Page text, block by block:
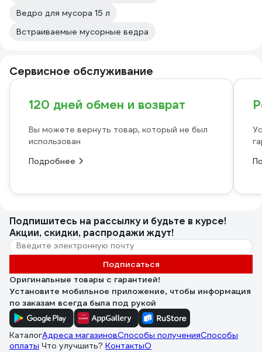
Ведро для мусора 15 л
Встраиваемые мусорные ведра
Сервисное обслуживание
120 дней обмен и возврат
Вы можете вернуть товар, который не был
использован
Подробнее
Подпишитесь на рассылкуи будьте в курсе!
Акции, скидки, распродажи ждут!
Подписаться
Оригинальные товары с гарантией!
Установите мобильное приложение, чтобы информация
по заказам всегда была под рукой
КаталогАдреса магазиновСпособы полученияСпособы
оплаты Что улучшить? КонтактыО